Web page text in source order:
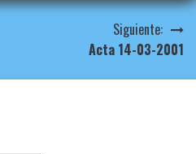
Siguiente:
Acta 14-03-2001